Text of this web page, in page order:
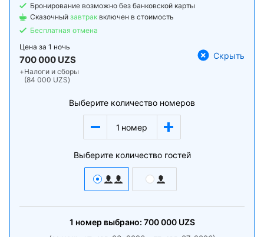
Бронирование возможно без банковской карты
Сказочный завтрак включен в стоимость
Бесплатная отмена
Цена за 1 ночь
700 000 UZS
+Налоги и сборы
(84 000 UZS)
Скрыть
Выберите количество номеров
1 номер
Выберите количество гостей
1 номер выбрано: 700 000UZS